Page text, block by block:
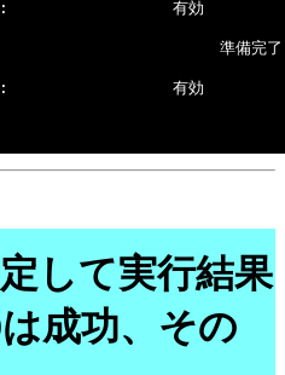
して実行結果
成功、その